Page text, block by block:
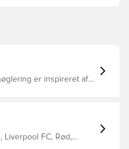
er inspireret af
Liverpool FC, Rød,